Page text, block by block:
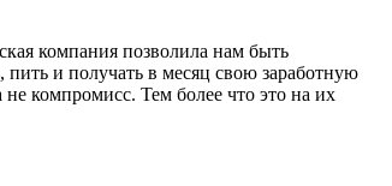
компания позволила нам быть
пить и получать в месяц свою заработную
компромисс. Тем более что это на их